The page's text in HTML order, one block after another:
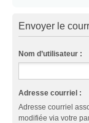
Envoyer le
Nom d’utilisateur :
Adresse courriel :
Adresse courriel
modifiée via votre